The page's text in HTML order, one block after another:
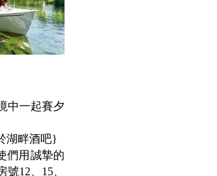
中一起賽夕
湖畔酒吧}
們用誠摯的
12、15、